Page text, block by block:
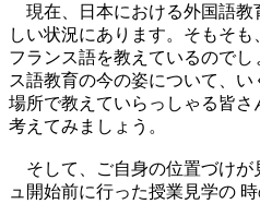
現在、日本における外国語教
しい状況にあります。そもそ
フランス語を教えているので
ス語教育の今の姿について、
場所で教えていらっしゃる皆
考えてみましょう。
そして、ご自身の位置づけが
ュ開始前に行った授業見学の 時